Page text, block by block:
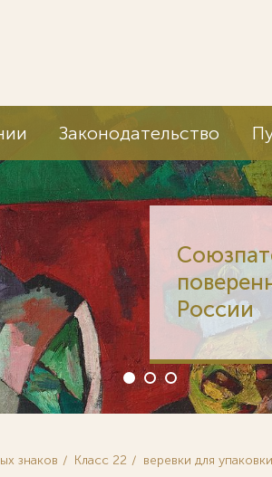
Законодательство
России
знаков Класс 22 веревки для упаковки